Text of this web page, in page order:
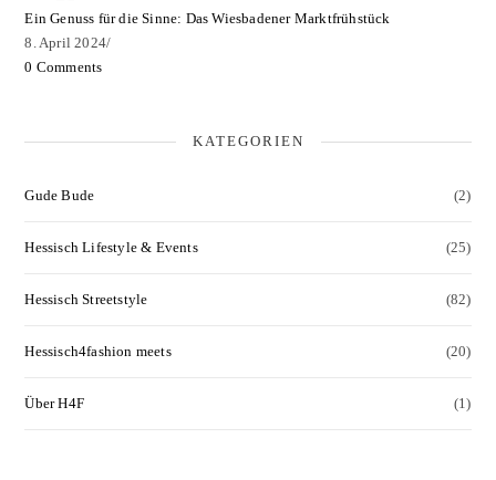
Ein Genuss für die Sinne: Das Wiesbadener Marktfrühstück
8. April 2024/
0 Comments
KATEGORIEN
Gude Bude (2)
Hessisch Lifestyle & Events (25)
Hessisch Streetstyle (82)
Hessisch4fashion meets (20)
Über H4F (1)